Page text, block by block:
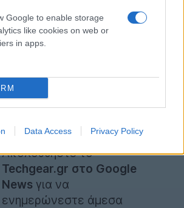
Google to enable storage
like cookies on web or
in apps.
Data Access Privacy Policy
πλην όμως σοκαριστικά τα
έρευνας. Εσείς τι θα κάνατε σε μια
να σκοτώσετε έναν αθώο
πέντε;
Ακολουθήστε το
Techgear.gr στο Google
News για να
ενημερώνεστε άμεσα